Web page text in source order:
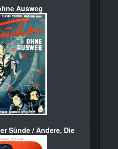
Ausweg
Sünde / Andere, Die